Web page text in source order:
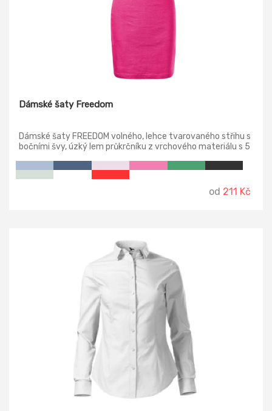
Dámské šaty Freedom
Dámské šaty FREEDOM volného, lehce tvarovaného střihu s
bočními švy, úzký lem průkrčníku z vrchového materiálu s 5
od 211 Kč